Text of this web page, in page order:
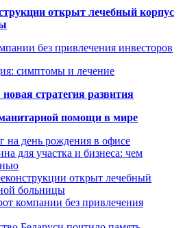
открыт лечебный корпус
без привлечения инвесторов
симптомы и лечение
стратегия развития
помощи в мире
на день рождения в офисе
для участка и бизнеса: чем
открыт лечебный
больницы
компании без привлечения